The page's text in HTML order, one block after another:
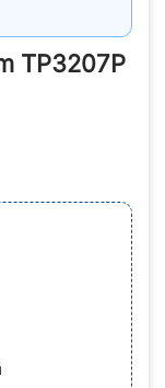
TP3207P